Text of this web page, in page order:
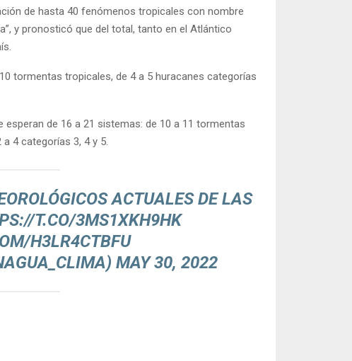
de hasta 40 fenómenos tropicales con nombre
y pronosticó que del total, tanto en el Atlántico
tormentas tropicales, de 4 a 5 huracanes categorías
de 16 a 21 sistemas: de 10 a 11 tormentas
4 categorías 3, 4 y 5.
ACTUALES DE LAS
T.CO/3MS1XKH9HK
H3LR4CTBFU
MAY 30, 2022